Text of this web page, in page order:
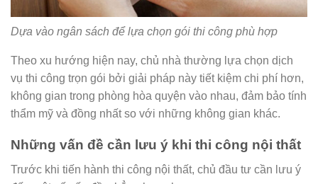
Dựa vào ngân sách để lựa chọn gói thi công phù hợp
Theo xu hướng hiện nay, chủ nhà thường lựa chọn dịch
vụ thi công trọn gói bởi giải pháp này tiết kiệm chi phí hơn,
không gian trong phòng hòa quyện vào nhau, đảm bảo tính
thẩm mỹ và đồng nhất so với những không gian khác.
Những vấn đề cần lưu ý khi thi công nội thất
Trước khi tiến hành thi công nội thất, chủ đầu tư cần lưu ý